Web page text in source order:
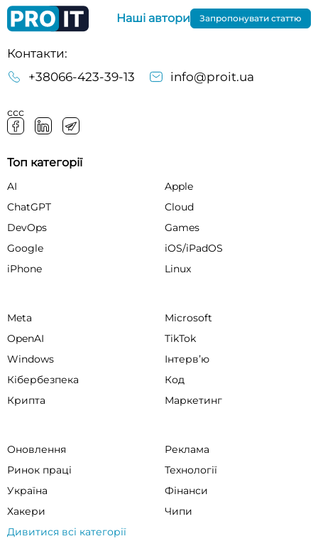
Контакти:
+38066-423-39-13
info@proit.ua
ссс
Наші автори Запропонувати статтю
Топ категорії
AI
Apple
ChatGPT
Cloud
DevOps
Games
Google
iOS/iPadOS
iPhone
Linux
Meta
Microsoft
OpenAI
TikTok
Windows
Інтервʼю
Кібербезпека
Код
Крипта
Маркетинг
Оновлення
Реклама
Ринок праці
Технології
Україна
Фінанси
Хакери
Чипи
Дивитися всі категорії